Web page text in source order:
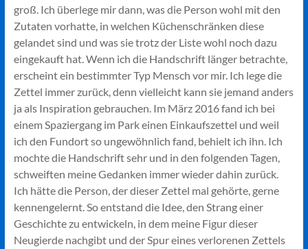
groß. Ich überlege mir dann, was die Person wohl mit den
Zutaten vorhatte, in welchen Küchenschränken diese
gelandet sind und was sie trotz der Liste wohl noch dazu
eingekauft hat. Wenn ich die Handschrift länger betrachte,
erscheint ein bestimmter Typ Mensch vor mir. Ich lege die
Zettel immer zurück, denn vielleicht kann sie jemand anders
ja als Inspiration gebrauchen. Im März 2016 fand ich bei
einem Spaziergang im Park einen Einkaufszettel und weil
ich den Fundort so ungewöhnlich fand, behielt ich ihn. Ich
mochte die Handschrift sehr und in den folgenden Tagen,
schweiften meine Gedanken immer wieder dahin zurück.
Ich hätte die Person, der dieser Zettel mal gehörte, gerne
kennengelernt. So entstand die Idee, den Strang einer
Geschichte zu entwickeln, in dem meine Figur dieser
Neugierde nachgibt und der Spur eines verlorenen Zettels